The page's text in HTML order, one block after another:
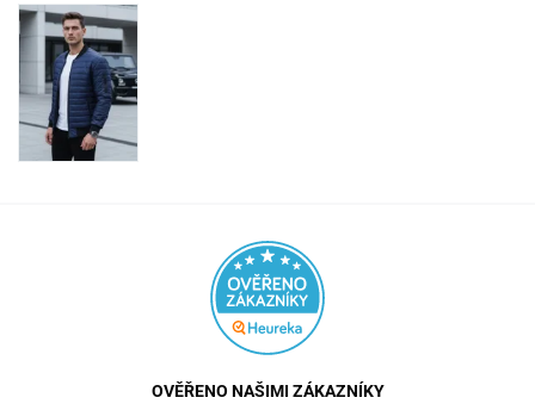
OVĚŘENO NAŠIMI ZÁKAZNÍKY